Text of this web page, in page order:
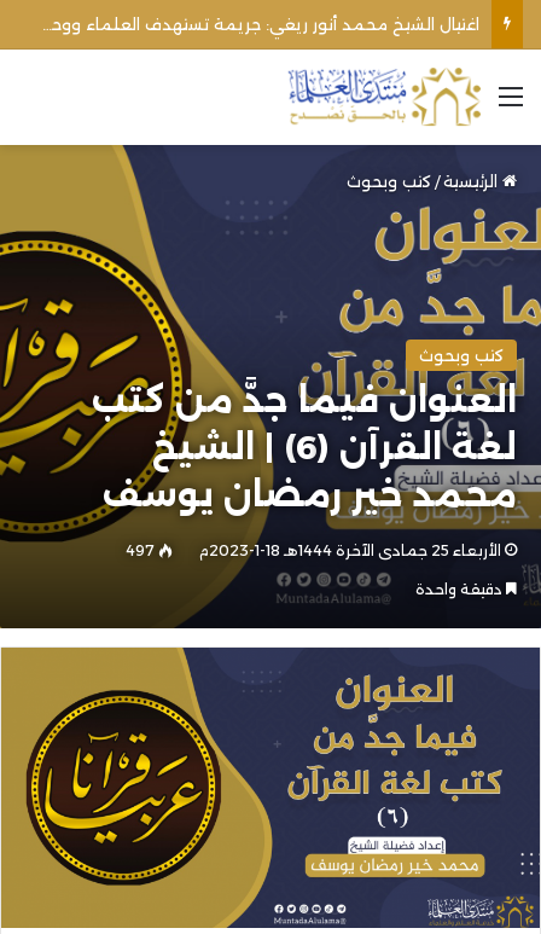
الأوقاف الفلسطينية تنفي صحة تعميم يمنع رفع الأذان عبر السماعات الخارجية للمساجد القريبة من المستوطنات
القائمة
الرئيسية/ كتب وبحوث
كتب وبحوث
العنوان فيما جدَّ من كتب
لغة القرآن (6) | الشيخ
محمد خير رمضان يوسف
الأربعاء 25 جمادى الآخرة 1444هـ 18-1-2023م 497
دقيقة واحدة